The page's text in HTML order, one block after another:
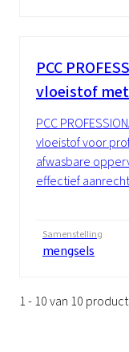
PCC
vloeistof
PCC
vloeistof voor
afwasbare
effectief
Samenstelling
mengsels
1 - 10 van 10